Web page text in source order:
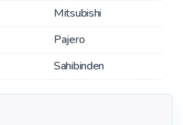
Mitsubishi
Pajero
Sahibinden